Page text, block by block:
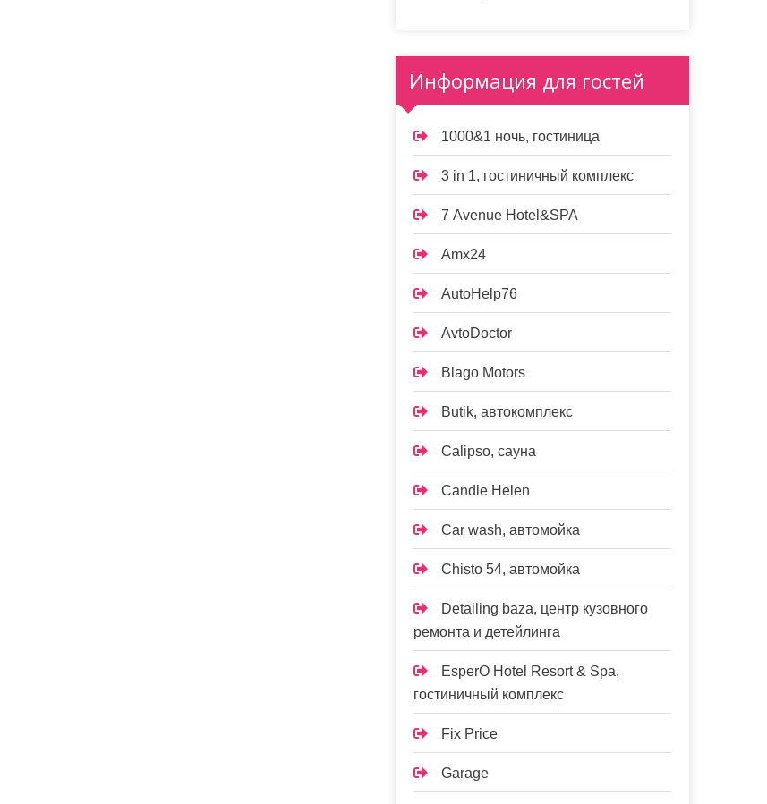
Информация для гостей
1000&1 ночь, гостиница
3 in 1, гостиничный комплекс
7 Avenue Hotel&SPA
Amx24
AutoHelp76
AvtoDoctor
Blago Motors
Butik, автокомплекс
Calipso, сауна
Candle Helen
Car wash, автомойка
Chisto 54, автомойка
Detailing baza, центр кузовного
ремонта и детейлинга
EsperO Hotel Resort & Spa,
гостиничный комплекс
Fix Price
Garage